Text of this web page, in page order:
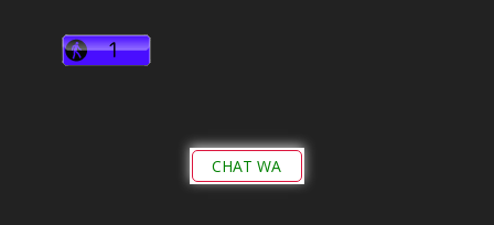
CHAT WA